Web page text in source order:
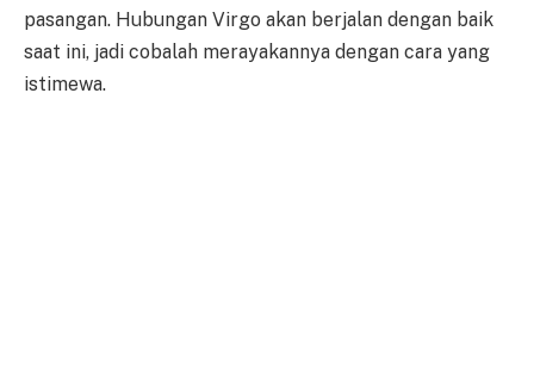
pasangan. Hubungan Virgo akan berjalan dengan baik
saat ini, jadi cobalah merayakannya dengan cara yang
istimewa.